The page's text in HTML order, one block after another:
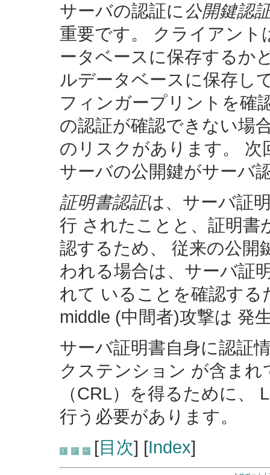
サーバの認証に公開鍵認
重要です。 クライアン
ータベースに保存するか
ルデータベースに保存し
フィンガープリントを確
の認証が確認できない場
のリスクがあります。 次
サーバの公開鍵がサーバ
証明書認証は、サーバ証
行 されたことと、証明書
認するため、 従来の公開
われる場合は、サーバ証
れて いることを確認する
middle (中間者)攻撃は 発
サーバ証明書自身に認証
クステンション が含ま
（CRL）を得るために、
行う必要があります。
[目次] [Index]